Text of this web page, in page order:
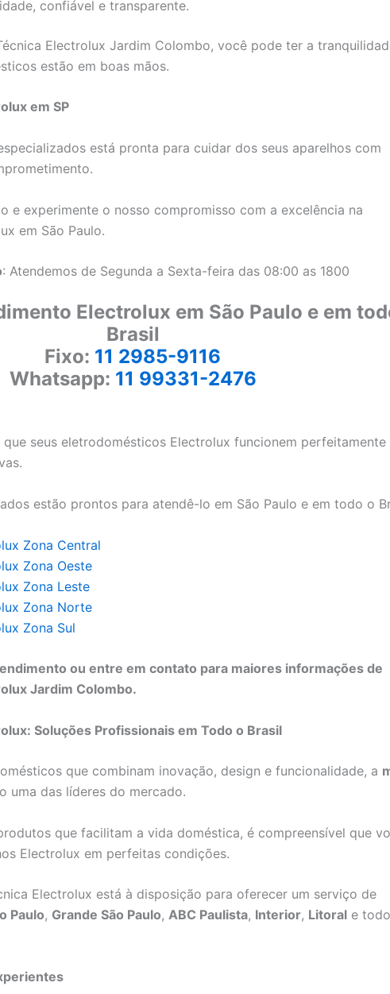
confiável e transparente.
Electrolux Jardim Colombo, você pode ter a
estão em boas mãos.
em SP
está pronta para cuidar dos seus aparelhos com
e experimente o nosso compromisso com a excelência na
em São Paulo.
: Atendemos de Segunda a Sexta-feira das 08:00 as 1800
Electrolux em São Paulo e em
Brasil
Fixo: 11 2985-9116
Whatsapp: 11 99331-2476
seus eletrodomésticos Electrolux funcionem perfeitamente
estão prontos para atendê-lo em São Paulo e em todo o
Zona Central
Zona Oeste
Zona Leste
Zona Norte
Zona Sul
ou entre em contato para maiores informações de
Jardim Colombo.
Soluções Profissionais em Todo o Brasil
que combinam inovação, design e funcionalidade, a
uma das líderes do mercado.
que facilitam a vida doméstica, é compreensível que
Electrolux em perfeitas condições.
Electrolux está à disposição para oferecer um serviço de
Paulo, Grande São Paulo, ABC Paulista, Interior, Litoral e